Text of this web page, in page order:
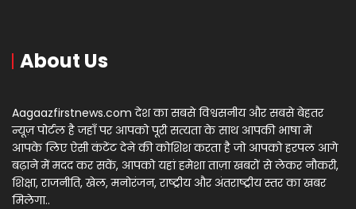
About Us
Aagaazfirstnews.com देश का सबसे विश्वसनीय और सबसे बेहतर
न्यूज़ पोर्टल है जहाँ पर आपको पूरी सत्यता के साथ आपकी भाषा में
आपके लिए ऐसी कंटेंट देने की कोशिश करता है जो आपको हरपल आगे
बढ़ाने में मदद कर सकें, आपको यहां हमेशा ताज़ा खबरों से लेकर नौकरी,
शिक्षा, राजनीति, खेल, मनोरंजन, राष्ट्रीय और अंतराष्ट्रीय स्तर का खबर
मिलेगा..